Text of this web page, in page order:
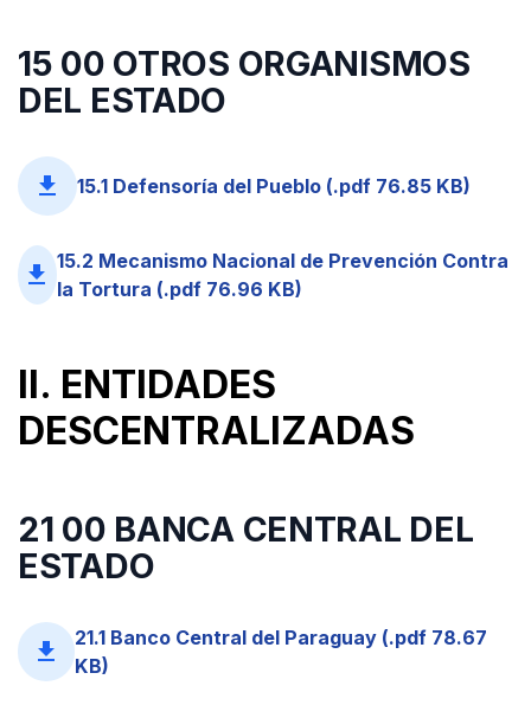
15 00 OTROS ORGANISMOS
DEL ESTADO
file_download 15.1 Defensoría del Pueblo (.pdf 76.85 KB)
file_download 15.2 Mecanismo Nacional de Prevención Contra
la Tortura (.pdf 76.96 KB)
II. ENTIDADES
DESCENTRALIZADAS
21 00 BANCA CENTRAL DEL
ESTADO
file_download
21.1 Banco Central del Paraguay (.pdf 78.67
KB)